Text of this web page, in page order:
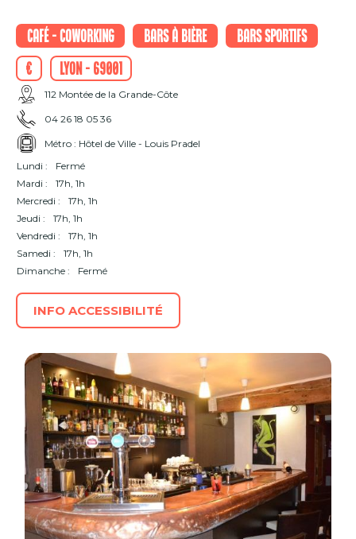
Café - Coworking Bars à bière
Bars sportifs
€
Lyon - 69001
112 Montée de la Grande-Côte
04 26 18 05 36
Métro : Hôtel de Ville - Louis Pradel
Lundi :
Fermé
Mardi :
17h, 1h
Mercredi :
17h, 1h
Jeudi :
17h, 1h
Vendredi :
17h, 1h
Samedi :
17h, 1h
Dimanche :
Fermé
INFO ACCESSIBILITÉ